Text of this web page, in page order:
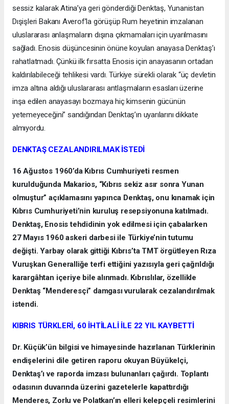
sessiz kalarak Atina’ya geri gönderdiği Denktaş, Yunanistan
Dışişleri Bakanı Averof’la görüşüp Rum heyetinin imzalanan
uluslararası anlaşmaların dışına çıkmamaları için uyarılmasını
sağladı. Enosis düşüncesinin önüne koyulan anayasa Denktaş’ı
rahatlatmadı. Çünkü ilk fırsatta Enosis için anayasanın ortadan
kaldırılabileceği tehlikesi vardı. Türkiye sürekli olarak “üç devletin
imza altına aldığı uluslararası antlaşmaların esasları üzerine
inşa edilen anayasayı bozmaya hiç kimsenin gücünün
yetemeyeceğini” sandığından Denktaş’ın uyarılarını dikkate
almıyordu.
DENKTAŞ CEZALANDIRILMAK İSTEDİ
16 Ağustos 1960’da Kıbrıs Cumhuriyeti resmen
kurulduğunda Makarios, “Kıbrıs sekiz asır sonra Yunan
olmuştur” açıklamasını yapınca Denktaş, onu kınamak için
Kıbrıs Cumhuriyeti’nin kuruluş resepsiyonuna katılmadı.
Denktaş, Enosis tehdidinin yok edilmesi için çabalarken
27 Mayıs 1960 askeri darbesi ile Türkiye’nin tutumu
değişti. Yarbay olarak gittiği Kıbrıs’ta TMT örgütleyen Rıza
Vuruşkan Generalliğe terfi ettiğini yazısıyla geri çağrıldığı
karargâhtan içeriye bile alınmadı. Kıbrıslılar, özellikle
Denktaş “Menderesçi” damgası vurularak cezalandırılmak
istendi.
KIBRIS TÜRKLERİ, 60 İHTİLALİ İLE 22 YIL KAYBETTİ
Dr. Küçük’ün bilgisi ve himayesinde hazırlanan Türklerinin
endişelerini dile getiren raporu okuyan Büyükelçi,
Denktaş’ı ve raporda imzası bulunanları çağırdı. Toplantı
odasının duvarında üzerini gazetelerle kapattırdığı
Menderes, Zorlu ve Polatkan’ın elleri kelepçeli resimlerini